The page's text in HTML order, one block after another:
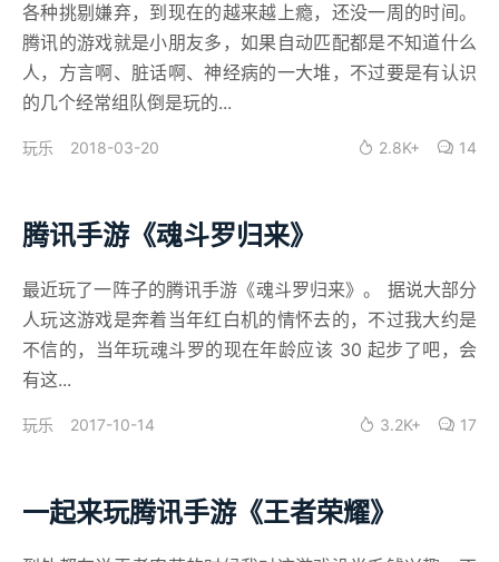
各种挑剔嫌弃，到现在的越来越上瘾，还没一周的时间。
腾讯的游戏就是小朋友多，如果自动匹配都是不知道什么
人，方言啊、脏话啊、神经病的一大堆，不过要是有认识
的几个经常组队倒是玩的...
玩乐 2018-03-20 2.8K+ 14
腾讯手游《魂斗罗归来》
最近玩了一阵子的腾讯手游《魂斗罗归来》。 据说大部分
人玩这游戏是奔着当年红白机的情怀去的，不过我大约是
不信的，当年玩魂斗罗的现在年龄应该 30 起步了吧，会
有这...
玩乐 2017-10-14 3.2K+ 17
一起来玩腾讯手游《王者荣耀》